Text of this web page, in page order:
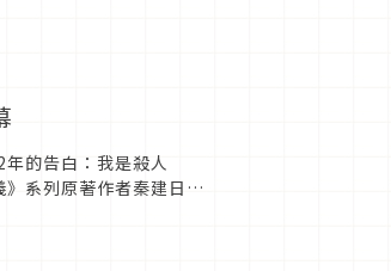
的告白：我是殺人
系列原著作者秦建日子